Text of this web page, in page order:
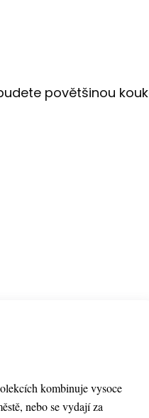
povětšinou
kombinuje vysoce
nebo se vydají za